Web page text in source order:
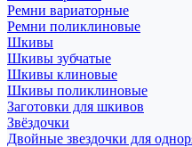
Ремни вариаторные
Ремни поликлиновые
Шкивы
Шкивы зубчатые
Шкивы клиновые
Шкивы поликлиновые
Заготовки для шкивов
Звёздочки
Двойные звездочки для